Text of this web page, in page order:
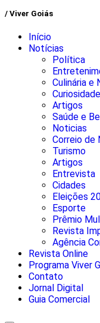
/ Viver Goiás
Início
Notícias
Política
Culinária e
Artigos
Saúde e
Noticias
Correio de
Turismo
Artigos
Entrevista
Cidades
Eleições
Esporte
Prêmio
Revista
Agência
Revista Online
Programa Viver
Contato
Jornal Digital
Guia Comercial